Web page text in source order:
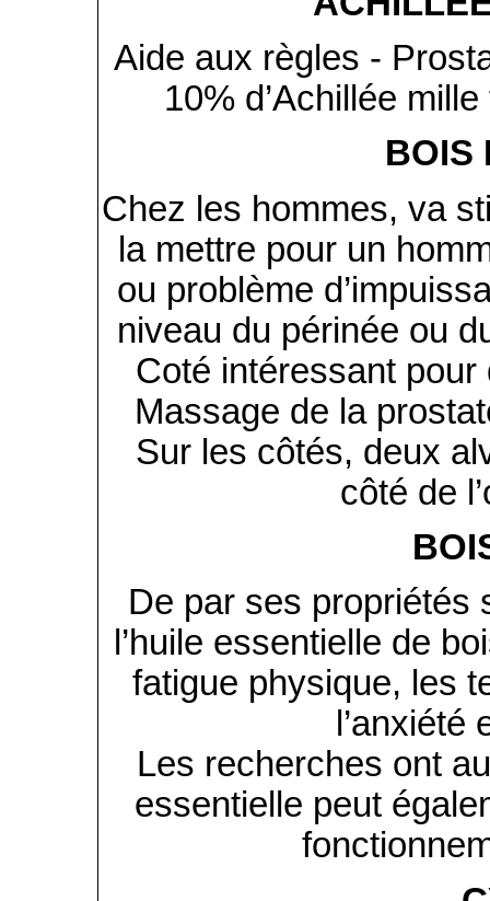
Aide aux règles -
10% d’Achillée
BOIS
Chez les hommes, va
la mettre pour un
ou problème
niveau du périnée ou
Coté intéressant
Massage de la
Sur les côtés, deux
côté de
De par ses propriétés
l’huile essentielle de
fatigue physique, les
Les recherches ont
essentielle peut